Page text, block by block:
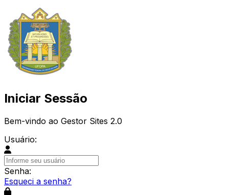
Iniciar Sessão
Bem-vindo ao Gestor Sites 2.0
Usuário:
Senha:
Esqueci a senha?